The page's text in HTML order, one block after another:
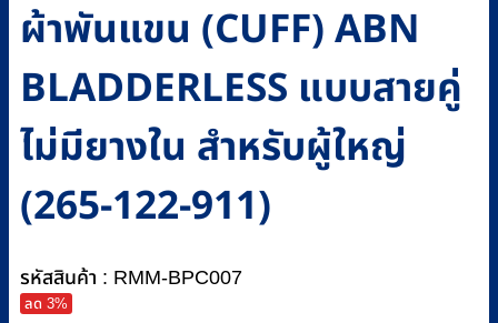
ผ้าพันแขน (CUFF) ABN
BLADDERLESS แบบสายคู่
ไม่มียางใน สำหรับผู้ใหญ่
(265-122-911)
รหัสสินค้า : RMM-BPC007
ลด 3%